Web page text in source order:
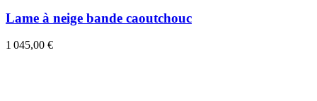
Lame à neige bande caoutchouc
1 045,00 €